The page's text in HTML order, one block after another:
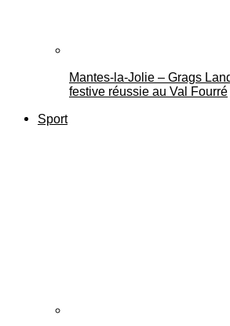
Mantes-la-Jolie – Grags
festive réussie au Val Fourré
Sport